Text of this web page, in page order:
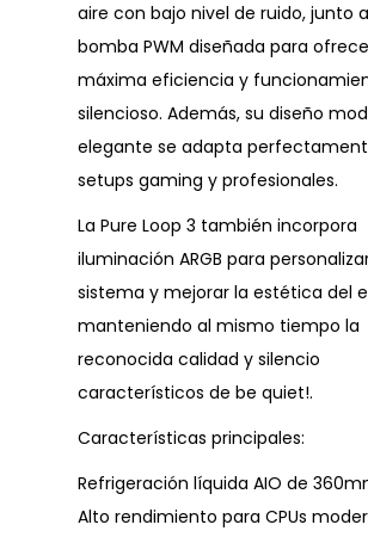
aire con bajo nivel de ruido, junto
bomba PWM diseñada para
máxima eficiencia y
silencioso. Además, su diseño
elegante se adapta
setups gaming y profesionales.
La Pure Loop 3 también incorpora
iluminación ARGB para
sistema y mejorar la estética del
manteniendo al mismo tiempo la
reconocida calidad y silencio
característicos de be quiet!.
Características principales:
Refrigeración líquida AIO de
Alto rendimiento para CPUs